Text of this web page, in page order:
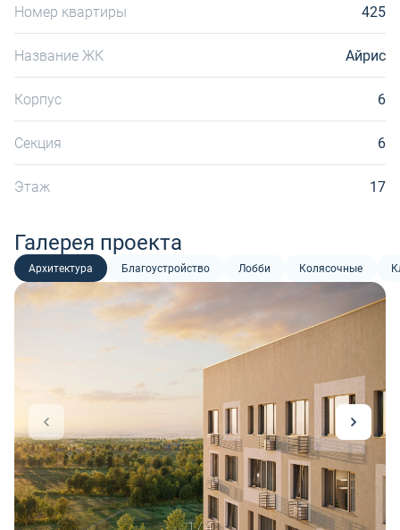
Номер квартиры 425
Название ЖК Айрис
Корпус 6
Секция 6
Этаж 17
Галерея проекта
Архитектура Благоустройство Лобби Колясочные
1 / 4